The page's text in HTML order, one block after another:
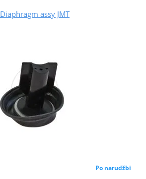
Diaphragm assy JMT
Po narudžbi